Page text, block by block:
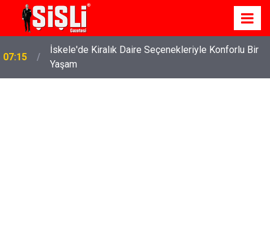
07:15
İskele'de Kiralık Daire Seçenekleriyle Konforlu Bir
Yaşam